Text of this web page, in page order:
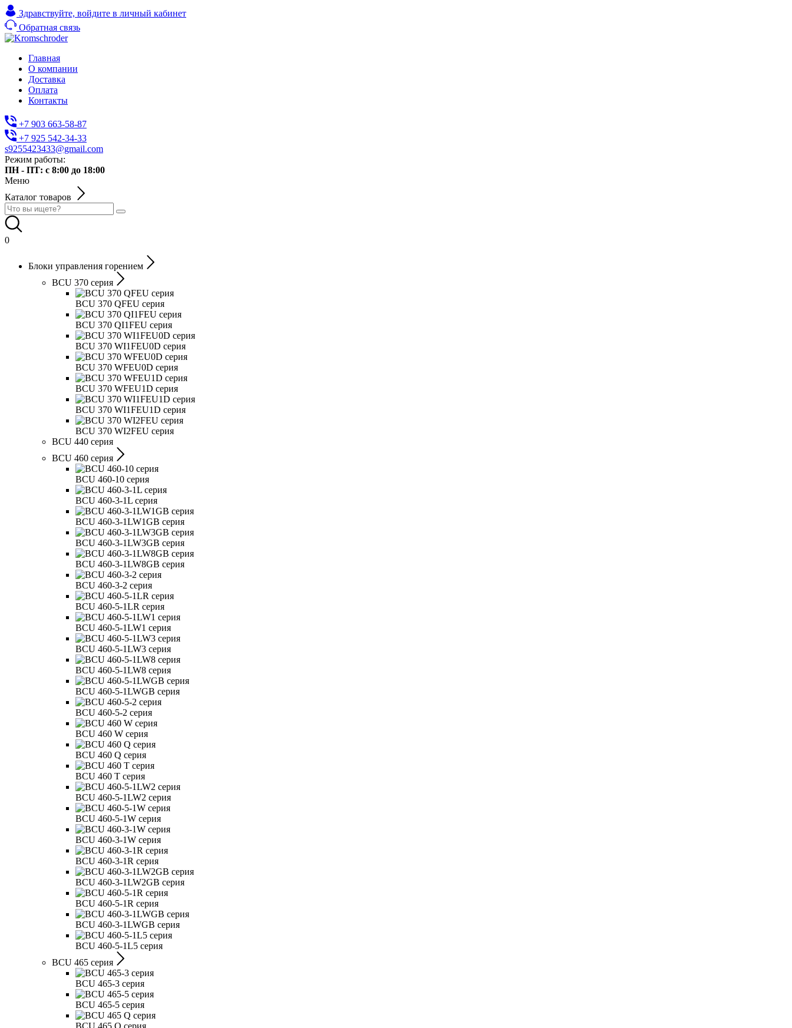
Здравствуйте, войдите в личный кабинет
Обратная связь
Главная
О компании
Доставка
Оплата
Контакты
+7 903 663-58-87
+7 925 542-34-33
s9255423433@gmail.com
Режим работы:
ПН - ПТ: с 8:00 до 18:00
Меню
Каталог товаров
0
Блоки управления горением
BCU 370 серия
BCU 370 QFEU серия
BCU 370 QI1FEU серия
BCU 370 WI1FEU0D серия
BCU 370 WFEU0D серия
BCU 370 WFEU1D серия
BCU 370 WI1FEU1D серия
BCU 370 WI2FEU серия
BCU 440 серия
BCU 460 серия
BCU 460-10 серия
BCU 460-3-1L серия
BCU 460-3-1LW1GB серия
BCU 460-3-1LW3GB серия
BCU 460-3-1LW8GB серия
BCU 460-3-2 серия
BCU 460-5-1LR серия
BCU 460-5-1LW1 серия
BCU 460-5-1LW3 серия
BCU 460-5-1LW8 серия
BCU 460-5-1LWGB серия
BCU 460-5-2 серия
BCU 460 W серия
BCU 460 Q серия
BCU 460 T серия
BCU 460-5-1LW2 серия
BCU 460-5-1W серия
BCU 460-3-1W серия
BCU 460-3-1R серия
BCU 460-3-1LW2GB серия
BCU 460-5-1R серия
BCU 460-3-1LWGB серия
BCU 460-5-1L5 серия
BCU 465 серия
BCU 465-3 серия
BCU 465-5 серия
BCU 465 Q серия